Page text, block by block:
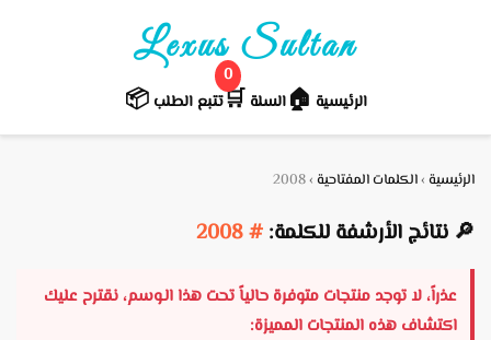
Lexus Sultan
الرئيسية 🏠السلة 🛒️
0
تتبع الطلب📦
الرئيسية ›الكلمات المفتاحية ›
2008
🔎 نتائج الأرشفة للكلمة: # 2008
عذراً، لا توجد منتجات متوفرة حالياً تحت هذا الـوسم، نقترح عليك
اكتشاف هذه المنتجات المميزة: